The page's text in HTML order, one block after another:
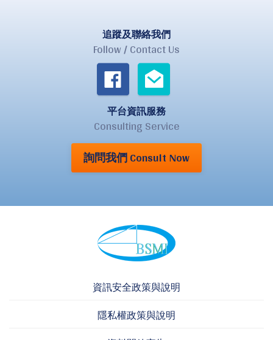
追蹤及聯絡我們
Follow / Contact Us
平台資訊服務
Consulting Service
詢問我們 Consult Now
資訊安全政策與說明
隱私權政策與說明